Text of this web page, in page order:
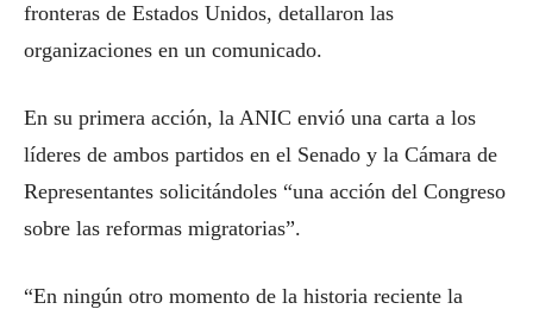
fronteras de Estados Unidos, detallaron las
organizaciones en un comunicado.
En su primera acción, la ANIC envió una carta a los
líderes de ambos partidos en el Senado y la Cámara de
Representantes solicitándoles “una acción del Congreso
sobre las reformas migratorias”.
“En ningún otro momento de la historia reciente la